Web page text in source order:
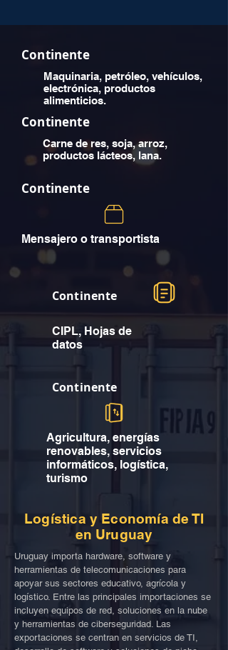
Continente
Maquinaria, petróleo, vehículos,
electrónica, productos
alimenticios.
Continente
Carne de res, soja, arroz,
productos lácteos, lana.
Continente
Mensajero o transportista
Continente
CIPL, Hojas de
datos
Continente
Agricultura, energías
renovables, servicios
informáticos, logística,
turismo
Logística y Economía de TI
en Uruguay
Uruguay importa hardware, software y
herramientas de telecomunicaciones para
apoyar sus sectores educativo, agrícola y
logístico. Entre las principales importaciones se
incluyen equipos de red, soluciones en la nube
y herramientas de ciberseguridad. Las
exportaciones se centran en servicios de TI,